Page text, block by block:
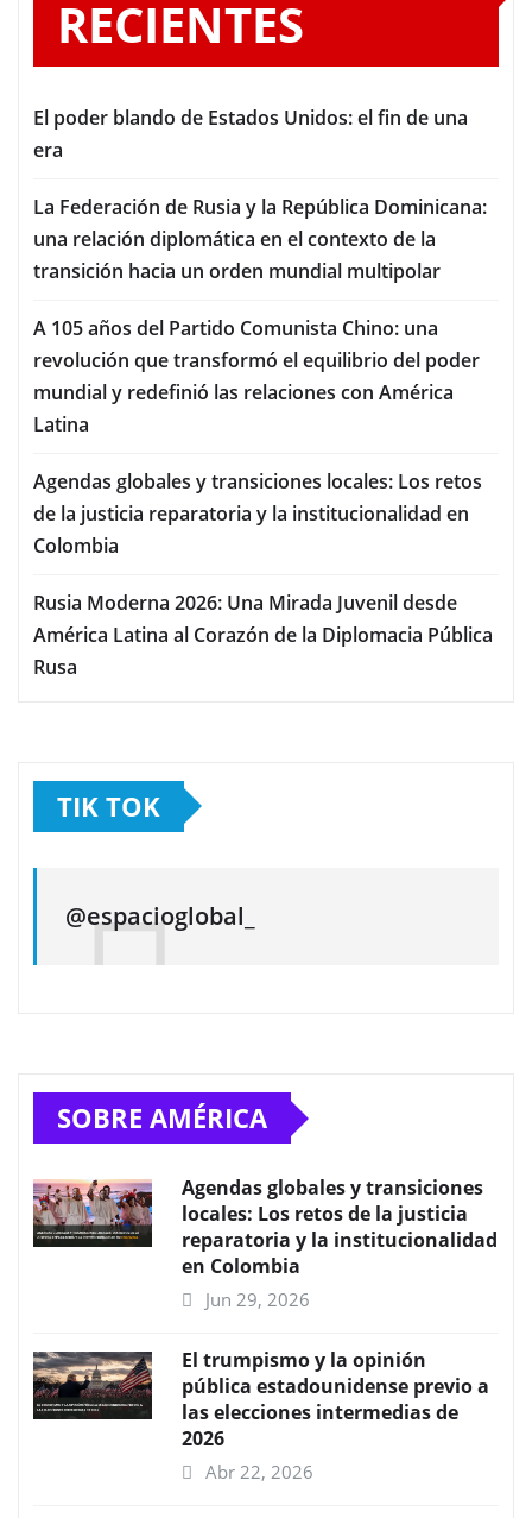
RECIENTES
El poder blando de Estados Unidos: el fin de una
era
La Federación de Rusia y la República Dominicana:
una relación diplomática en el contexto de la
transición hacia un orden mundial multipolar
A 105 años del Partido Comunista Chino: una
revolución que transformó el equilibrio del poder
mundial y redefinió las relaciones con América
Latina
Agendas globales y transiciones locales: Los retos
de la justicia reparatoria y la institucionalidad en
Colombia
Rusia Moderna 2026: Una Mirada Juvenil desde
América Latina al Corazón de la Diplomacia Pública
Rusa
TIK TOK
@espacioglobal_
SOBRE AMÉRICA
Agendas globales y transiciones
locales: Los retos de la justicia
reparatoria y la institucionalidad
en Colombia
Jun 29, 2026
El trumpismo y la opinión
pública estadounidense previo a
las elecciones intermedias de
2026
Abr 22, 2026